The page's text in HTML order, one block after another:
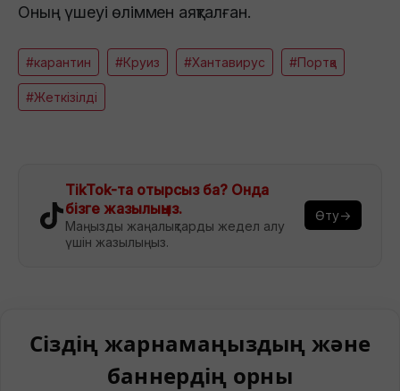
Оның үшеуі өліммен аяқталған.
#карантин #Круиз #Хантавирус #Портқа
#Жеткізілді
TikTok-та отырсыз ба? Онда
бізге жазылыңыз.
Маңызды жаңалықтарды жедел алу
үшін жазылыңыз.
Өту→
Сіздің жарнамаңыздың және
баннердің орны